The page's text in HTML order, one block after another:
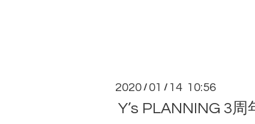
2020 / 01 / 14 10:56
Y’s PLANNING 3